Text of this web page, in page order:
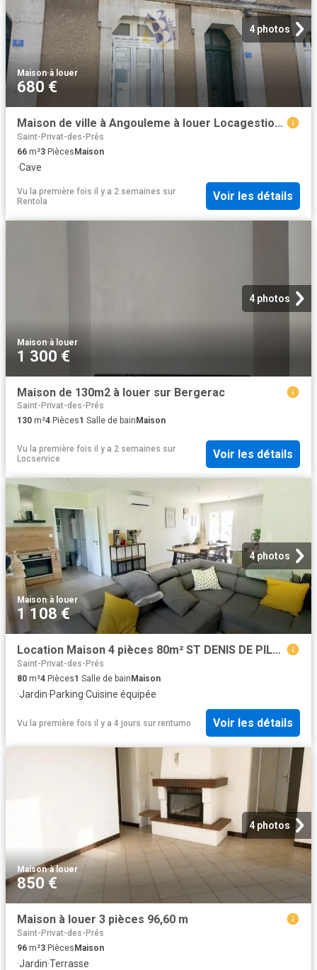
4 photos
Maison·à louer
680 €
Maison de ville à Angouleme à louer Locagestion, expert en gestion locative
Saint-Privat-des-Prés
66 m²3 PiècesMaison
·Cave
Vu la première fois il y a 2 semaines sur
Rentola
Voir les détails
4 photos
Maison·à louer
1 300 €
Maison de 130m2 à louer sur Bergerac
Saint-Privat-des-Prés
130 m²4 Pièces1 Salle de bain Maison
Vu la première fois il y a 2 semaines sur
Locservice
Voir les détails
4 photos
Maison·à louer
1 108 €
Location Maison 4 pièces 80m² ST DENIS DE PILE 33910
Saint-Privat-des-Prés
80 m²4 Pièces1 Salle de bain Maison
·Jardin·Parking·Cuisine équipée
Vu la première fois il y a 4 jours sur rentumo Voir les détails
4 photos
Maison·à louer
850 €
Maison à louer 3 pièces 96,60 m
Saint-Privat-des-Prés
96 m²3 PiècesMaison
·Jardin·Terrasse